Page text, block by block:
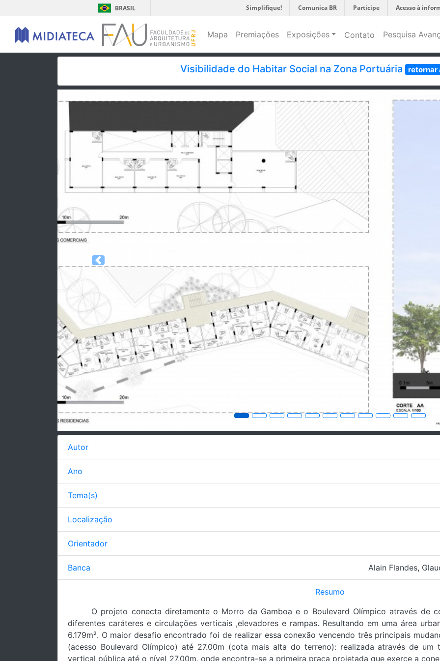
BRASIL Simplifique! Comunica BR Participe Acesso à
Mapa Premiações Exposições Contato Pesquisa
Visibilidade do Habitar Social na Zona Portuária retornar
Previous
Autor
Ano
Tema(s)
Localização
Orientador
Banca Alain Flandes,
Resumo
O projeto conecta diretamente o Morro da Gamboa e o Boulevard Olímpico através de
diferentes caráteres e circulações verticais ,elevadores e rampas. Resultando em uma área
6.179m². O maior desafio encontrado foi de realizar essa conexão vencendo três principais
(acesso Boulevard Olímpico) até 27.00m (cota mais alta do terreno): realizada através de
vertical pública até o nível 27.00m, onde encontra-se a primeira praça projetada que exerce a